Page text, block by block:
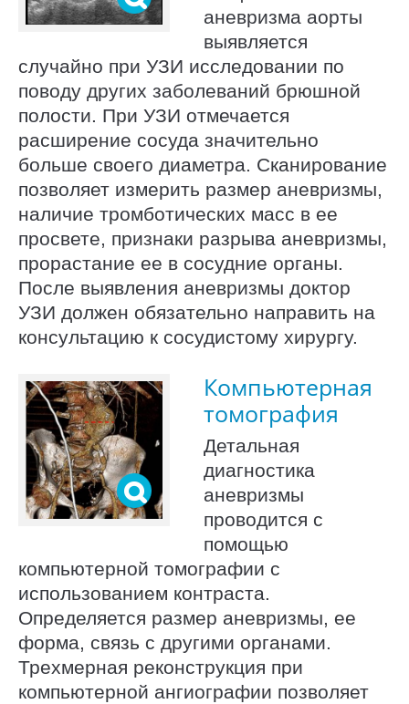
аневризма аорты
выявляется
случайно при УЗИ исследовании по
поводу других заболеваний брюшной
полости. При УЗИ отмечается
расширение сосуда значительно
больше своего диаметра. Сканирование
позволяет измерить размер аневризмы,
наличие тромботических масс в ее
просвете, признаки разрыва аневризмы,
прорастание ее в сосудние органы.
После выявления аневризмы доктор
УЗИ должен обязательно направить на
консультацию к сосудистому хирургу.
Компьютерная
томография
Детальная
диагностика
аневризмы
проводится с
помощью
компьютерной томографии с
использованием контраста.
Определяется размер аневризмы, ее
форма, связь с другими органами.
Трехмерная реконструкция при
компьютерной ангиографии позволяет